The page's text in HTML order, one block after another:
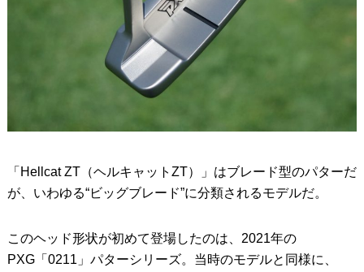
「Hellcat ZT（ヘルキャットZT）」はブレード型のパターだ
が、いわゆる“ビッグブレード”に分類されるモデルだ。
このヘッド形状が初めて登場したのは、2021年の
PXG「0211」パターシリーズ。当時のモデルと同様に、